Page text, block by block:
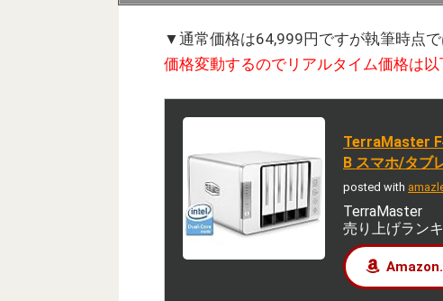
▼通常価格は64,999円ですが執筆時点
価格変動するのでリアルタイム価格は以
TerraMaster
B スマホ/タブ
posted with
TerraMaster
売り上げラン